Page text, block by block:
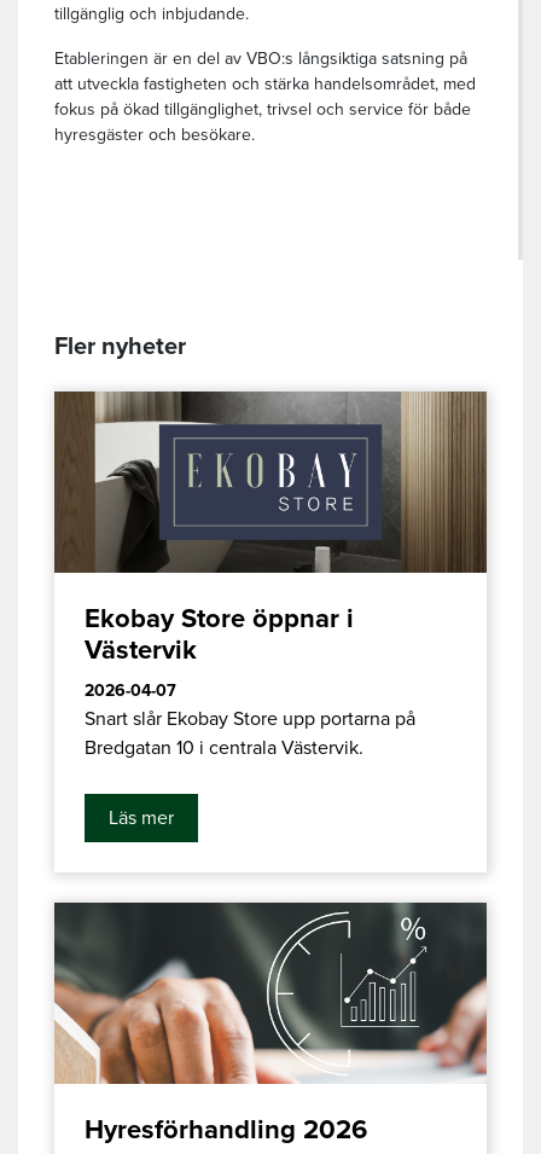
tillgänglig och inbjudande.
Etableringen är en del av VBO:s långsiktiga satsning på
att utveckla fastigheten och stärka handelsområdet, med
fokus på ökad tillgänglighet, trivsel och service för både
hyresgäster och besökare.
Fler nyheter
Ekobay Store öppnar i
Västervik
2026-04-07
Snart slår Ekobay Store upp portarna på
Bredgatan 10 i centrala Västervik.
Läs mer
Hyresförhandling 2026